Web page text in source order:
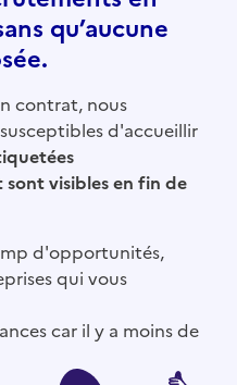
qu’aucune
contrat, nous
d'accueillir
sont visibles en fin de
d'opportunités,
qui vous
car il y a moins de